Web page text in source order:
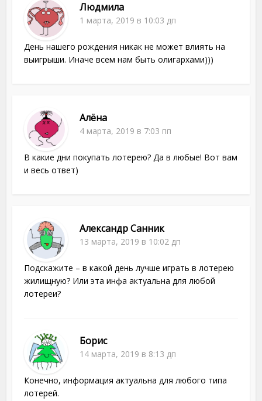
Людмила
1 марта, 2019 в 10:03 дп
День нашего рождения никак не может влиять на
выигрыши. Иначе всем нам быть олигархами)))
Алёна
4 марта, 2019 в 7:03 пп
В какие дни покупать лотерею? Да в любые! Вот вам
и весь ответ)
Александр Санник
13 марта, 2019 в 10:02 дп
Подскажите – в какой день лучше играть в лотерею
жилищную? Или эта инфа актуальна для любой
лотереи?
Борис
14 марта, 2019 в 8:13 дп
Конечно, информация актуальна для любого типа
лотерей.